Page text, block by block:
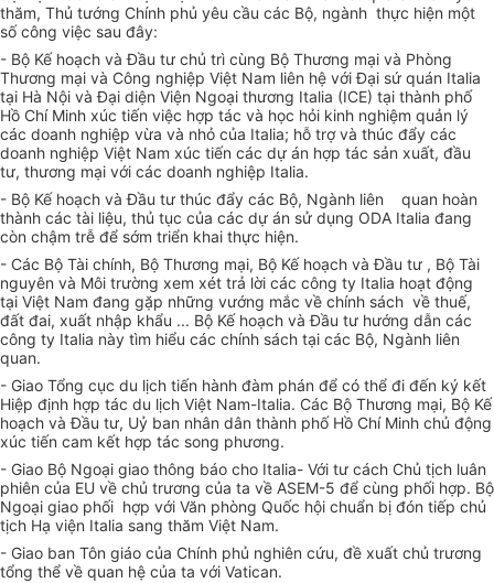
thăm, Thủ tướng Chính phủ yêu cầu các Bộ, ngành thực hiện một
số công việc sau đây:
- Bộ Kế hoạch và Đầu tư chủ trì cùng Bộ Thương mại và Phòng
Thương mại và Công nghiệp Việt Nam liên hệ với Đại sứ quán Italia
tại Hà Nội và Đại diện Viện Ngoại thương Italia (ICE) tại thành phố
Hồ Chí Minh xúc tiến việc hợp tác và học hỏi kinh nghiệm quản lý
các doanh nghiệp vừa và nhỏ của Italia; hỗ trợ và thúc đẩy các
doanh nghiệp Việt Nam xúc tiến các dự án hợp tác sản xuất, đầu
tư, thương mại với các doanh nghiệp Italia.
- Bộ Kế hoạch và Đầu tư thúc đẩy các Bộ, Ngành liên quan hoàn
thành các tài liệu, thủ tục của các dự án sử dụng ODA Italia đang
còn chậm trễ để sớm triển khai thực hiện.
- Các Bộ Tài chính, Bộ Thương mại, Bộ Kế hoạch và Đầu tư , Bộ Tài
nguyên và Môi trường xem xét trả lời các công ty Italia hoạt động
tại Việt Nam đang gặp những vướng mắc về chính sách về thuế,
đất đai, xuất nhập khẩu ... Bộ Kế hoạch và Đầu tư hướng dẫn các
công ty Italia này tìm hiểu các chính sách tại các Bộ, Ngành liên
quan.
- Giao Tổng cục du lịch tiến hành đàm phán để có thể đi đến ký kết
Hiệp định hợp tác du lịch Việt Nam-Italia. Các Bộ Thương mại, Bộ Kế
hoạch và Đầu tư, Uỷ ban nhân dân thành phố Hồ Chí Minh chủ động
xúc tiến cam kết hợp tác song phương.
- Giao Bộ Ngoại giao thông báo cho Italia- Với tư cách Chủ tịch luân
phiên của EU về chủ trương của ta về ASEM-5 để cùng phối hợp. Bộ
Ngoại giao phối hợp với Văn phòng Quốc hội chuẩn bị đón tiếp chủ
tịch Hạ viện Italia sang thăm Việt Nam.
- Giao ban Tôn giáo của Chính phủ nghiên cứu, đề xuất chủ trương
tổng thể về quan hệ của ta với Vatican.